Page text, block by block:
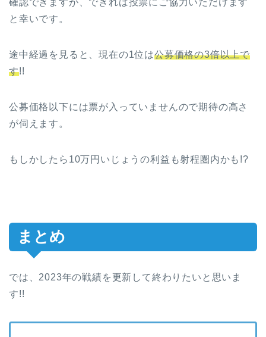
確認できますが、できれば投票にご協力いただけます
と幸いです。
途中経過を見ると、現在の1位は公募価格の3倍以上で
す!!
公募価格以下には票が入っていませんので期待の高さ
が伺えます。
もしかしたら10万円いじょうの利益も射程圏内かも!?
まとめ
では、2023年の戦績を更新して終わりたいと思いま
す!!